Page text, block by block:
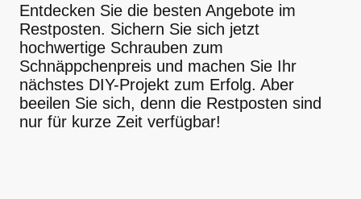
Entdecken Sie die besten Angebote im
Restposten. Sichern Sie sich jetzt
hochwertige Schrauben zum
Schnäppchenpreis und machen Sie Ihr
nächstes DIY-Projekt zum Erfolg. Aber
beeilen Sie sich, denn die Restposten sind
nur für kurze Zeit verfügbar!